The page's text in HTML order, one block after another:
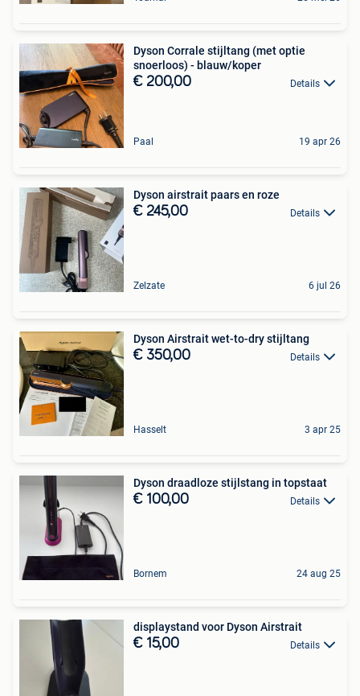
Dyson Corrale stijltang (met optie
snoerloos) - blauw/koper
€ 200,00 Details
Paal 19 apr 26
Dyson airstrait paars en roze
€ 245,00 Details
Zelzate 6 jul 26
Dyson Airstrait wet-to-dry stijltang
€ 350,00 Details
Hasselt 3 apr 25
Dyson draadloze stijlstang in topstaat
€ 100,00 Details
Bornem 24 aug 25
displaystand voor Dyson Airstrait
€ 15,00 Details